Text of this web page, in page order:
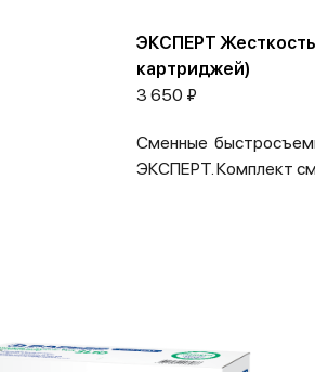
ЭКСПЕРТ
картриджей)
3 650 ₽
Сменные
ЭКСПЕРТ. Комплект